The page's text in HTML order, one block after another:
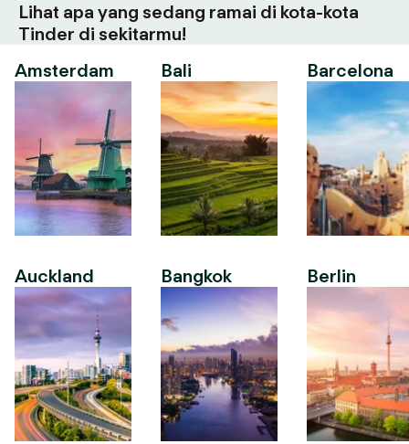
Lihat apa yang sedang ramai di kota-kota
Tinder di sekitarmu!
Amsterdam
Auckland
Bali
Bangkok
Barcelona
Berlin